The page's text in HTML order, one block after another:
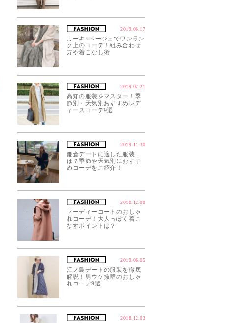
2019.06.17
カーキ×ベージュでワンラン
ク上のコーデ！組み合わせ
方や着こなし術
2019.02.21
高知の服装をマスター！季
節別・天気別おすすめレデ
ィースコーデ9選
2019.11.30
鎌倉デートに適した服装
は？季節や天気別におすす
めコーデをご紹介！
2018.12.08
フーディーコートのおしゃ
れコーデ！大人っぽく着こ
なすポイントは？
2019.06.05
江ノ島デートの服装を徹底
解説！男ウケ抜群のおしゃ
れコーデ9選
2018.12.03